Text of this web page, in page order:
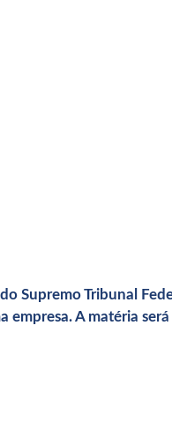
Supremo Tribunal
A matéria